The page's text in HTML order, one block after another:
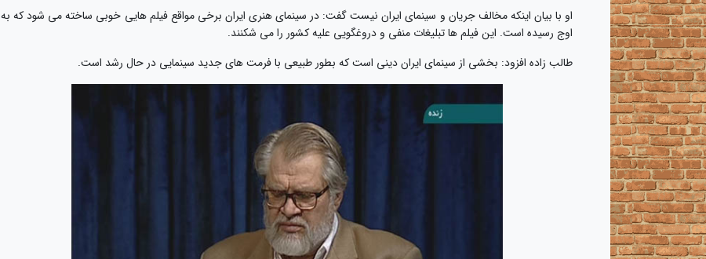
او با بیان اینکه مخالف جریان و سینمای ایران نیست گفت: در سینمای هنری ایران برخی مواقع فیلم هایی خوبی ساخته می شود که به
اوج رسیده است. این فیلم ها تبلیغات منفی و دروغگویی علیه کشور را می شکنند.
طالب زاده افزود: بخشی از سینمای ایران دینی است که بطور طبیعی با فرمت های جدید سینمایی در حال رشد است.